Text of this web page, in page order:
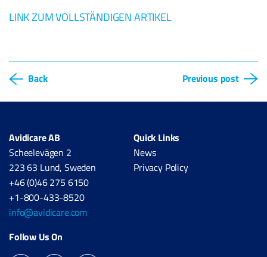
LINK ZUM VOLLSTÄNDIGEN ARTIKEL
Back Previous post
Avidicare AB
Scheelevägen 2
223 63 Lund, Sweden
+46 (0)46 275 6150
+1-800-433-8520
info@avidicare.com
Quick Links
News
Privacy Policy
Follow Us On